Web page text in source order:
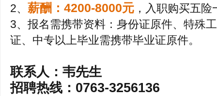
2、 薪酬：4200-8000元 ，入职购买五险
3、报名需携带资料：身份证原件、特殊
证、中专以上毕业需携带毕业证原件。
联系人：韦先生
招聘热线：0763-3256136